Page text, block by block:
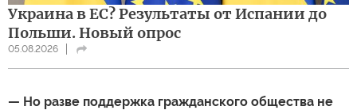
Украина в ЕС? Результаты от Испании до
Польши. Новый опрос
05.08.2026
— Но разве поддержка гражданского общества не